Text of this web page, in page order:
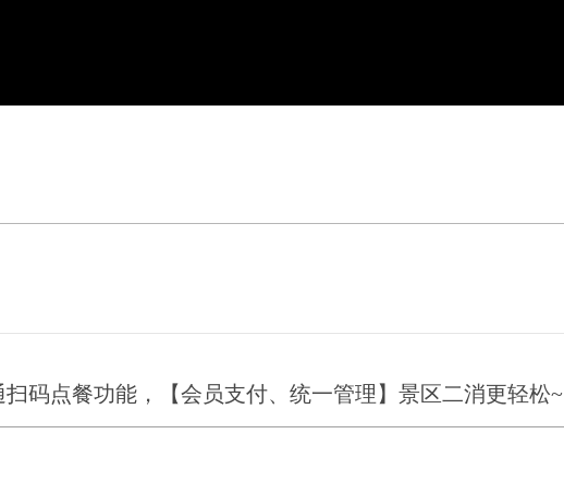
码点餐功能，【会员支付、统一管理】景区二消更轻松~